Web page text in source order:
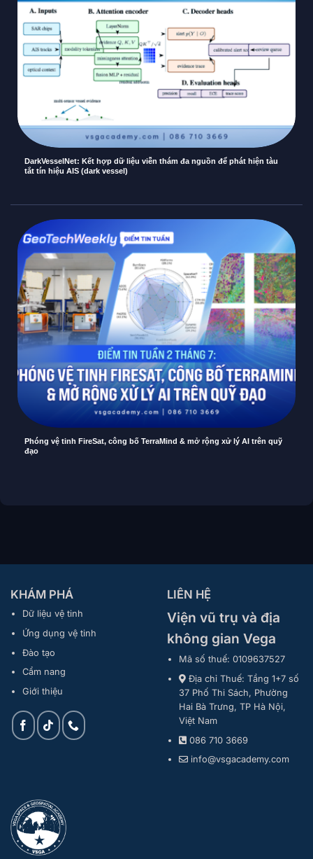
DarkVesselNet: Kết hợp dữ liệu viễn thám đa nguồn để phát hiện tàu
tắt tín hiệu AIS (dark vessel)
Phóng vệ tinh FireSat, công bố TerraMind & mở rộng xử lý AI trên quỹ
đạo
KHÁM PHÁ
Dữ liệu vệ tinh
Ứng dụng vệ tinh
Đào tạo
Cẩm nang
Giới thiệu
LIÊN HỆ
Viện vũ trụ và địa
không gian Vega
Mã số thuế: 0109637527
Địa chỉ Thuế: Tầng 1+7 số
37 Phố Thi Sách, Phường
Hai Bà Trưng, TP Hà Nội,
Việt Nam
086 710 3669
info@vsgacademy.com